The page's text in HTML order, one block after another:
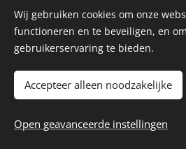
Webmaster -
Wij gebruiken cookies om onze
functioneren en te beveiligen, en
gebruikerservaring te bieden.
Accepteer alleen noodzakelijke
Open geavanceerde instellingen